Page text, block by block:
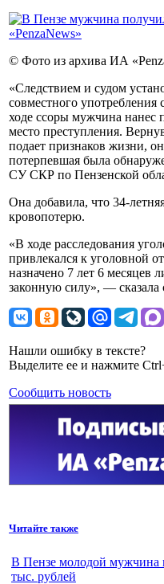
© Фото из архива ИА
«Следствием и судом
совместного
ходе ссоры мужчина нанес
место преступления.
подает признаков жизни,
потерпевшая была
СУ СКР по Пензенской
Она добавила, что 34-
кровопотерю.
«В ходе расследования
привлекался к уголовной
назначено 7 лет 6 месяцев
законную силу», — сказала
Нашли ошибку в тексте?
Выделите ее и нажмите
Сообщить новость
Читайте также
В Пензе молодой мужчина
тыс. рублей